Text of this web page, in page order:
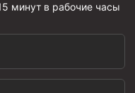
минут в рабочие часы